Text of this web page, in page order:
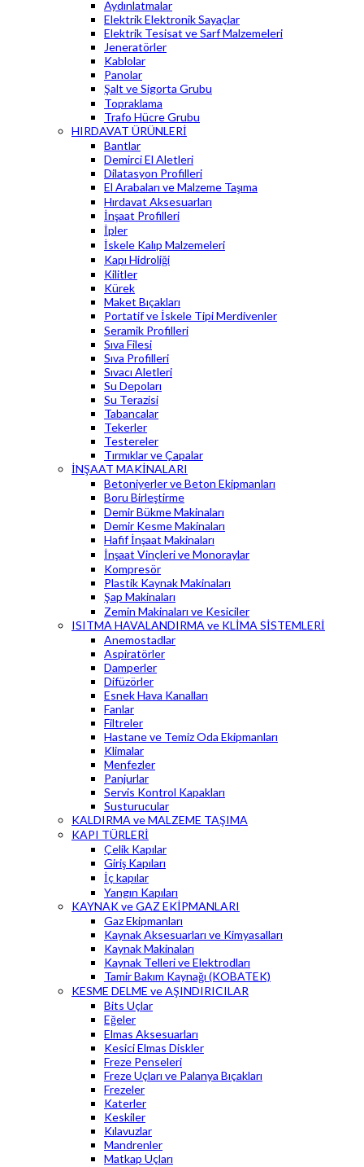
Aydınlatmalar
Elektrik Elektronik Sayaçlar
Elektrik Tesisat ve Sarf Malzemeleri
Jeneratörler
Kablolar
Panolar
Şalt ve Sigorta Grubu
Topraklama
Trafo Hücre Grubu
HIRDAVAT ÜRÜNLERİ
Bantlar
Demirci El Aletleri
Dilatasyon Profilleri
El Arabaları ve Malzeme Taşıma
Hırdavat Aksesuarları
İnşaat Profilleri
İpler
İskele Kalıp Malzemeleri
Kapı Hidroliği
Kilitler
Kürek
Maket Bıçakları
Portatif ve İskele Tipi Merdivenler
Seramik Profilleri
Sıva Filesi
Sıva Profilleri
Sıvacı Aletleri
Su Depoları
Su Terazisi
Tabancalar
Tekerler
Testereler
Tırmıklar ve Çapalar
İNŞAAT MAKİNALARI
Betoniyerler ve Beton Ekipmanları
Boru Birleştirme
Demir Bükme Makinaları
Demir Kesme Makinaları
Hafif İnşaat Makinaları
İnşaat Vinçleri ve Monoraylar
Kompresör
Plastik Kaynak Makinaları
Şap Makinaları
Zemin Makinaları ve Kesiciler
ISITMA HAVALANDIRMA ve KLİMA SİSTEMLERİ
Anemostadlar
Aspiratörler
Damperler
Difüzörler
Esnek Hava Kanalları
Fanlar
Filtreler
Hastane ve Temiz Oda Ekipmanları
Klimalar
Menfezler
Panjurlar
Servis Kontrol Kapakları
Susturucular
KALDIRMA ve MALZEME TAŞIMA
KAPI TÜRLERİ
Çelik Kapılar
Giriş Kapıları
İç kapılar
Yangın Kapıları
KAYNAK ve GAZ EKİPMANLARI
Gaz Ekipmanları
Kaynak Aksesuarları ve Kimyasalları
Kaynak Makinaları
Kaynak Telleri ve Elektrodları
Tamir Bakım Kaynağı (KOBATEK)
KESME DELME ve AŞINDIRICILAR
Bits Uçlar
Eğeler
Elmas Aksesuarları
Kesici Elmas Diskler
Freze Penseleri
Freze Uçları ve Palanya Bıçakları
Frezeler
Katerler
Keskiler
Kılavuzlar
Mandrenler
Matkap Uçları